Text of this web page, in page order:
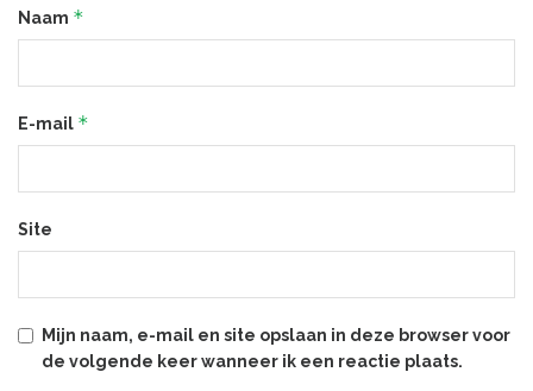
Naam *
E-mail *
Site
Mijn naam, e-mail en site opslaan in deze browser voor
de volgende keer wanneer ik een reactie plaats.